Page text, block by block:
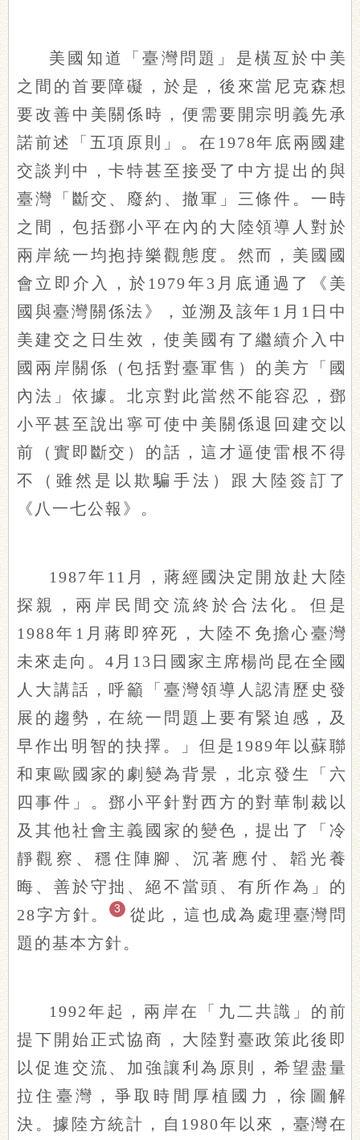
美國知道「臺灣問題」是橫亙於中美
之間的首要障礙，於是，後來當尼克森想
要改善中美關係時，便需要開宗明義先承
諾前述「五項原則」。在1978年底兩國建
交談判中，卡特甚至接受了中方提出的與
臺灣「斷交、廢約、撤軍」三條件。一時
之間，包括鄧小平在內的大陸領導人對於
兩岸統一均抱持樂觀態度。然而，美國國
會立即介入，於1979年3月底通過了《美
國與臺灣關係法》，並溯及該年1月1日中
美建交之日生效，使美國有了繼續介入中
國兩岸關係（包括對臺軍售）的美方「國
內法」依據。北京對此當然不能容忍，鄧
小平甚至說出寧可使中美關係退回建交以
前（實即斷交）的話，這才逼使雷根不得
不（雖然是以欺騙手法）跟大陸簽訂了
《八一七公報》。
1987年11月，蔣經國決定開放赴大陸
探親，兩岸民間交流終於合法化。但是
1988年1月蔣即猝死，大陸不免擔心臺灣
未來走向。4月13日國家主席楊尚昆在全國
人大講話，呼籲「臺灣領導人認清歷史發
展的趨勢，在統一問題上要有緊迫感，及
早作出明智的抉擇。」但是1989年以蘇聯
和東歐國家的劇變為背景，北京發生「六
四事件」。鄧小平針對西方的對華制裁以
及其他社會主義國家的變色，提出了「冷
靜觀察、穩住陣腳、沉著應付、韜光養
晦、善於守拙、絕不當頭、有所作為」的
28字方針。 3
從此，這也成為處理臺灣問
題的基本方針。
1992年起，兩岸在「九二共識」的前
提下開始正式協商，大陸對臺政策此後即
以促進交流、加強讓利為原則，希望盡量
拉住臺灣，爭取時間厚植國力，徐圖解
決。據陸方統計，自1980年以來，臺灣在